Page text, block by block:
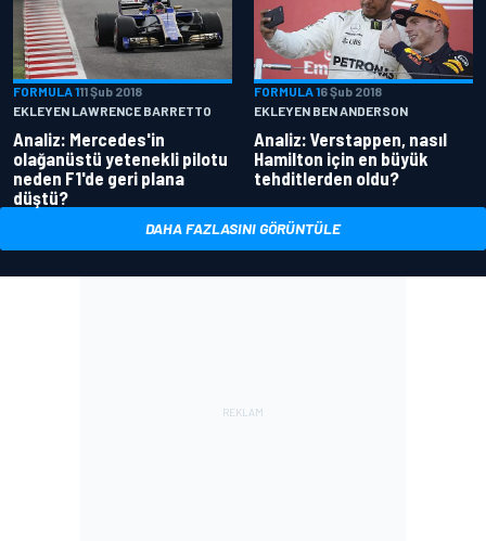
FORMULA 111 Şub 2018
EKLEYEN LAWRENCE BARRETTO
Analiz: Mercedes'in
olağanüstü yetenekli pilotu
neden F1'de geri plana
düştü?
FORMULA 16 Şub 2018
EKLEYEN BEN ANDERSON
Analiz: Verstappen, nasıl
Hamilton için en büyük
tehditlerden oldu?
DAHA FAZLASINI GÖRÜNTÜLE